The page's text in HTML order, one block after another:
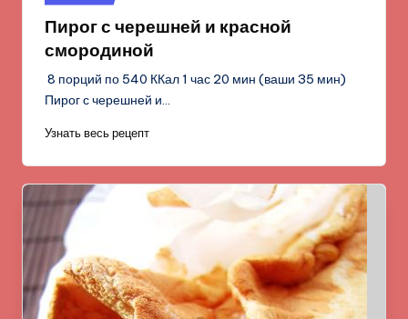
в
Пирог с черешней и красной
смородиной
8 порций по 540 ККал 1 час 20 мин (ваши 35 мин)
Пирог с черешней и…
Узнать весь рецепт